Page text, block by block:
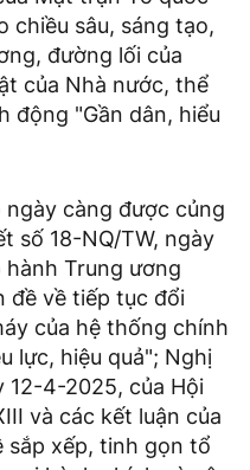
chiều sâu, sáng tạo,
đường lối của
của Nhà nước, thể
động "Gần dân, hiểu
càng được củng
số 18-NQ/TW, ngày
hành Trung ương
đề về tiếp tục đổi
của hệ thống chính
lực, hiệu quả"; Nghị
12-4-2025, của Hội
và các kết luận của
sắp xếp, tinh gọn tổ